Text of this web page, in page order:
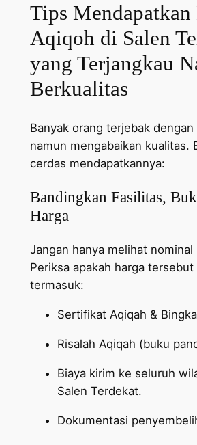
Tips Mendapatkan
Aqiqoh di Salen
yang Terjangkau
Berkualitas
Banyak orang terjebak dengan
namun mengabaikan kualitas.
cerdas mendapatkannya:
Bandingkan Fasilitas,
Harga
Jangan hanya melihat nominal
Periksa apakah harga tersebut
termasuk:
Sertifikat Aqiqah &
Risalah Aqiqah (buku
Biaya kirim ke seluruh
Salen Terdekat.
Dokumentasi